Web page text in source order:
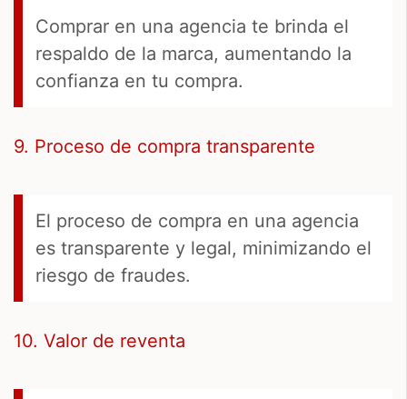
Comprar en una agencia te brinda el
respaldo de la marca, aumentando la
confianza en tu compra.
9. Proceso de compra transparente
El proceso de compra en una agencia
es transparente y legal, minimizando el
riesgo de fraudes.
10. Valor de reventa